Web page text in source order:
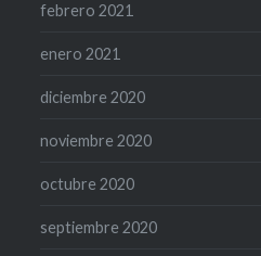
febrero 2021
enero 2021
diciembre 2020
noviembre 2020
octubre 2020
septiembre 2020